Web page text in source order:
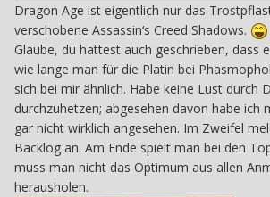
Dragon Age ist eigentlich nur das
verschobene Assassin‘s Creed Shadows.
Glaube, du hattest auch geschrieben, dass
wie lange man für die Platin bei
sich bei mir ähnlich. Habe keine Lust durch
durchzuhetzen; abgesehen davon habe ich
gar nicht wirklich angesehen. Im Zweifel
Backlog an. Am Ende spielt man bei den
muss man nicht das Optimum aus allen
herausholen.